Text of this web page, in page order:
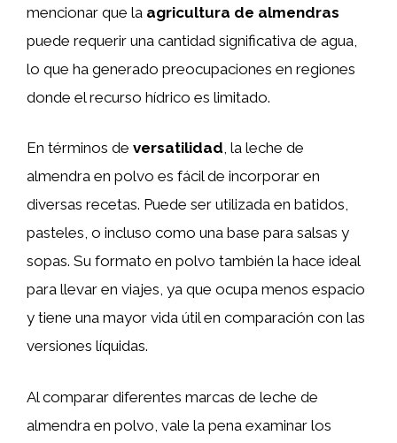
mencionar que la agricultura de almendras
puede requerir una cantidad significativa de agua,
lo que ha generado preocupaciones en regiones
donde el recurso hídrico es limitado.
En términos de versatilidad, la leche de
almendra en polvo es fácil de incorporar en
diversas recetas. Puede ser utilizada en batidos,
pasteles, o incluso como una base para salsas y
sopas. Su formato en polvo también la hace ideal
para llevar en viajes, ya que ocupa menos espacio
y tiene una mayor vida útil en comparación con las
versiones líquidas.
Al comparar diferentes marcas de leche de
almendra en polvo, vale la pena examinar los